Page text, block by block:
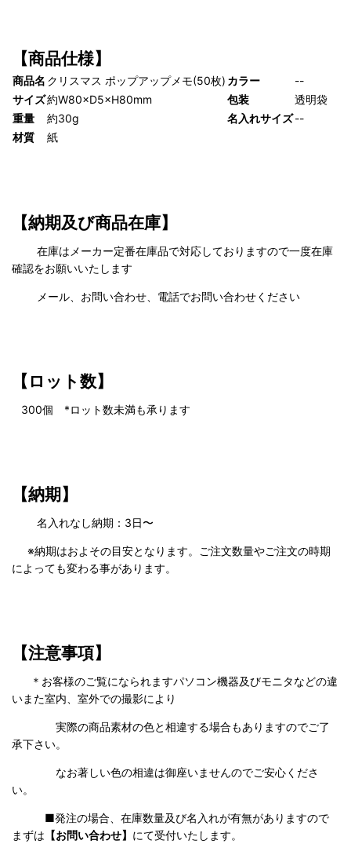
【商品仕様】
商品名 クリスマス ポップアップメモ(50枚) カラー
--
サイズ約W80×D5×H80mm 包装
透明袋
重量
約30g 名入れサイズ--
材質
紙
【納期及び商品在庫】
在庫はメーカー定番在庫品で対応しておりますので一度在庫
確認をお願いいたします
メール、お問い合わせ、電話でお問い合わせください
【ロット数】
300個 *ロット数未満も承ります
【納期】
名入れなし納期：3日〜
※納期はおよその目安となります。ご注文数量やご注文の時期
によっても変わる事があります。
【注意事項】
＊お客様のご覧になられますパソコン機器及びモニタなどの違
いまた室内、室外での撮影により
実際の商品素材の色と相違する場合もありますのでご了
承下さい。
なお著しい色の相違は御座いませんのでご安心くださ
い。
■発注の場合、在庫数量及び名入れが有無がありますので
まずは 【お問い合わせ】 にて受付いたします。